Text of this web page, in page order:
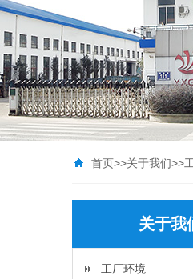
首页>>关于我们>>
关于我
工厂环境